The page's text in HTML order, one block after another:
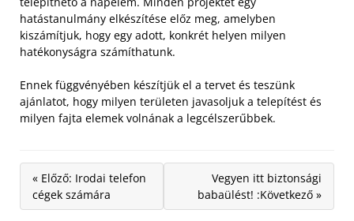
hatástanulmány elkészítése előz meg, amelyben
kiszámítjuk, hogy egy adott, konkrét helyen milyen
hatékonyságra számíthatunk.
Ennek függvényében készítjük el a tervet és teszünk
ajánlatot, hogy milyen területen javasoljuk a telepítést és
milyen fajta elemek volnának a legcélszerűbbek.
« Előző: Irodai telefon
cégek számára
Vegyen itt biztonsági
babaülést! :Következő »